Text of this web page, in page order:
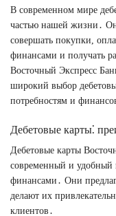
В современном мире
частью нашей жизни․
совершать покупки,
финансами и получать
Восточный Экспресс
широкий выбор
потребностям и
Дебетовые карты⁚
Дебетовые карты
современный и удобный
финансами․ Они
делают их
клиентов․